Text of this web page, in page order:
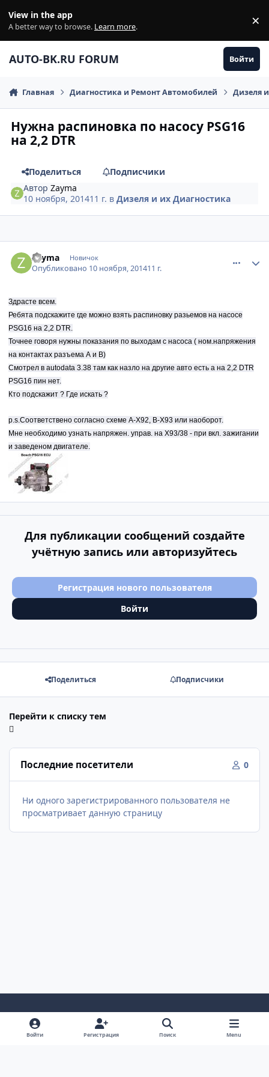
View in the app
A better way to browse. Learn more. ×
AUTO-BK.RU FORUM Войти
Главная Диагностика и Ремонт Автомобилей Дизеля
Нужна распиновка по насосу PSG16
на 2,2 DTR
Поделиться
Подписчики
АвторZayma
10 ноября, 201411 г. вДизеля и их Диагностика
Zayma Новичок
Опубликовано 10 ноября, 201411 г.
Здрасте всем.
Ребята подскажите где можно взять распиновку разьемов на насосе
PSG16 на 2,2 DTR.
Точнее говоря нужны показания по выходам с насоса ( ном.напряжения
на контактах разъема А и В)
Смотрел в autodata 3.38 там как назло на другие авто есть а на 2,2 DTR
PSG16 пин нет.
Кто подскажит ? Где искать ?
p.s.Соответствено согласно схеме А-Х92, В-Х93 или наоборот.
Мне необходимо узнать напряжен. управ. на Х93/38 - при вкл. зажигании
и заведеном двигателе.
Для публикации сообщений создайте
учётную запись или авторизуйтесь
Регистрация нового пользователя
Войти
Поделиться Подписчики
Перейти к списку тем
Последние посетители 0
Ни одного зарегистрированного пользователя не
просматривает данную страницу
Светлый Режим
Темный РежимНастройка Системы
Войти Регистрация Поиск Menu